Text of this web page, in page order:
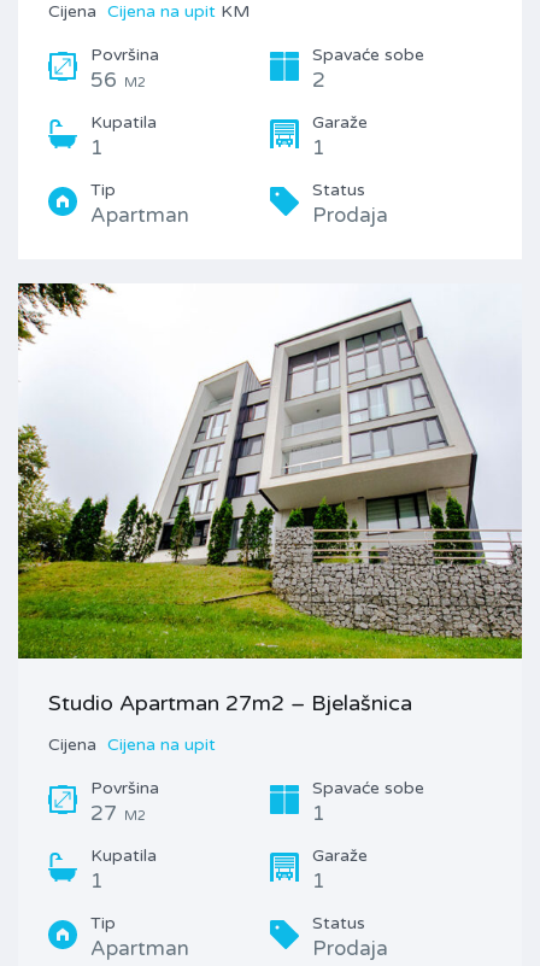
Cijena Cijena na upit KM
Površina
56 M2
Spavaće sobe
2
Kupatila
1
Garaže
1
Tip
Apartman
Status
Prodaja
Studio Apartman 27m2 – Bjelašnica
Cijena Cijena na upit
Površina
27 M2
Spavaće sobe
1
Kupatila
1
Garaže
1
Tip
Apartman
Status
Prodaja